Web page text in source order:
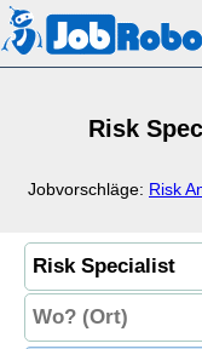
Risk
Jobvorschläge: Risk